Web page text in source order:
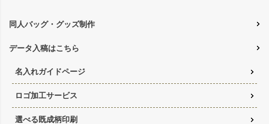
同人バッグ・グッズ制作
データ入稿はこちら
名入れガイドページ
ロゴ加工サービス
選べる既成柄印刷